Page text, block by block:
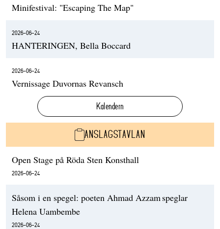
Minifestival: "Escaping The Map"
2026-06-24
HANTERINGEN, Bella Boccard
2026-06-24
Vernissage Duvornas Revansch
Kalendern
ANSLAGSTAVLAN
Open Stage på Röda Sten Konsthall
2026-06-24
Såsom i en spegel: poeten Ahmad Azzam speglar
Helena Uambembe
2026-06-24